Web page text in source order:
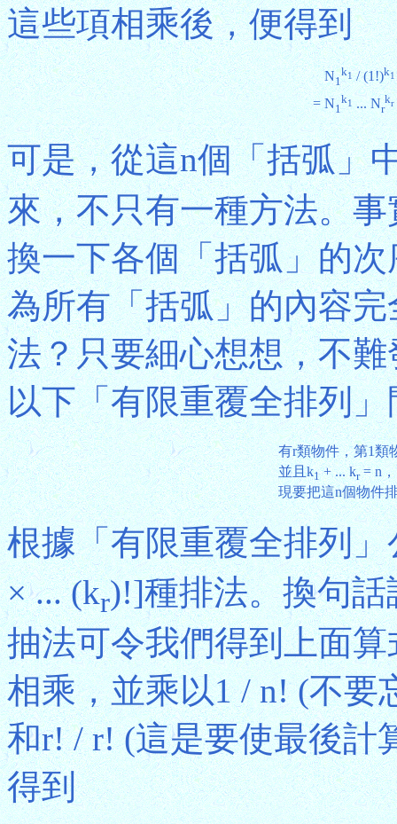
這些項相乘後，便得到
N1
k1/ (1!)k1
= N1
k1... Nr
kr
可是，從這n個「括弧」
來，不只有一種方法。
換一下各個「括弧」的
為所有「括弧」的內容
法？只要細心想想，不
以下「有限重覆全排列
有r類物件，第1類
並且k1+ ... kr= n，
現要把這n個物件
根據「有限重覆全排列
× ... (kr)!]種排法。換句
抽法可令我們得到上面
相乘，並乘以1 / n! (不要
和r! / r! (這是要使最後計
得到